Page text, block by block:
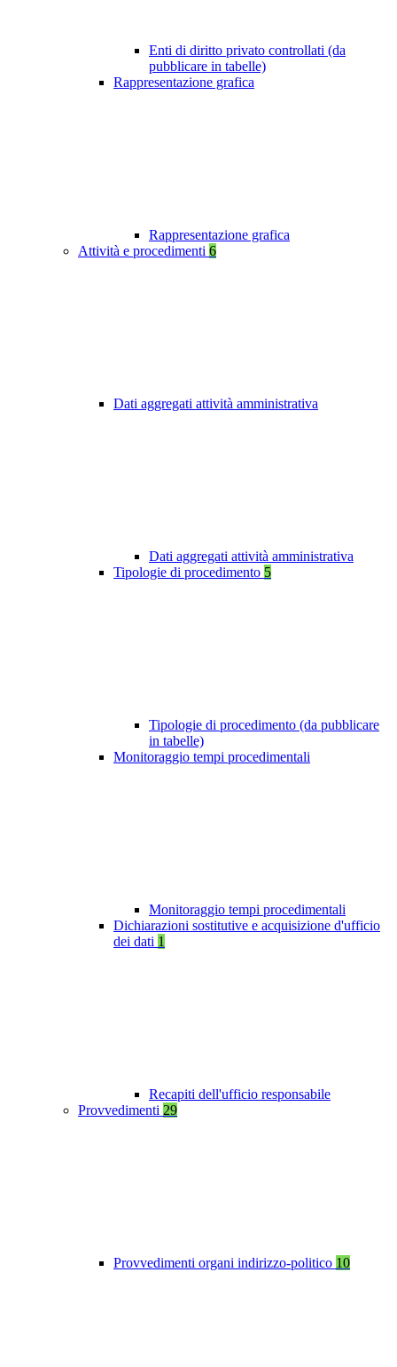
Enti di diritto privato controllati (da
pubblicare in tabelle)
Rappresentazione grafica
Rappresentazione grafica
Attività e procedimenti 6
Dati aggregati attività amministrativa
Dati aggregati attività amministrativa
Tipologie di procedimento 5
Tipologie di procedimento (da pubblicare
in tabelle)
Monitoraggio tempi procedimentali
Monitoraggio tempi procedimentali
Dichiarazioni sostitutive e acquisizione d'ufficio
dei dati 1
Recapiti dell'ufficio responsabile
Provvedimenti 29
Provvedimenti organi indirizzo-politico 10